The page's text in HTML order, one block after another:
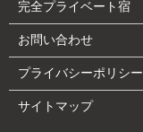
完全プライベート宿
お問い合わせ
プライバシーポリシー
サイトマップ